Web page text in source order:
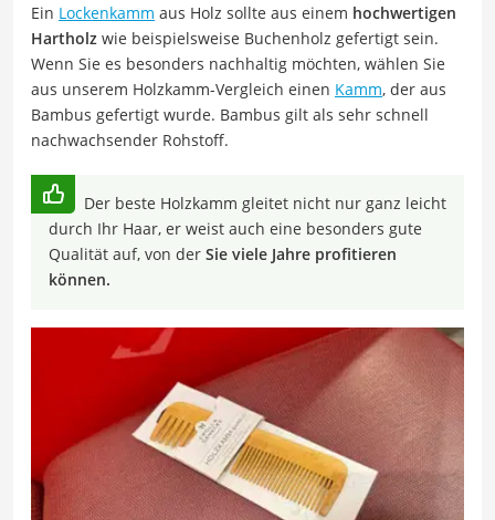
Ein Lockenkamm aus Holz sollte aus einem hochwertigen
Hartholz wie beispielsweise Buchenholz gefertigt sein.
Wenn Sie es besonders nachhaltig möchten, wählen Sie
aus unserem Holzkamm-Vergleich einen Kamm, der aus
Bambus gefertigt wurde. Bambus gilt als sehr schnell
nachwachsender Rohstoff.
Der beste Holzkamm gleitet nicht nur ganz leicht
durch Ihr Haar, er weist auch eine besonders gute
Qualität auf, von der Sie viele Jahre profitieren
können.